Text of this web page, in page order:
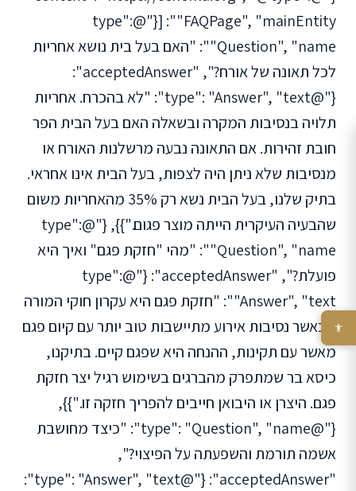
"FAQPage", "mainEntity": [{"@type":
"Question", "name": "האם בעל בית נושא אחריות
לכל תאונה של אורח?", "acceptedAnswer":
{"@type": "Answer", "text": "לא בהכרח. אחריות
תלויה בנסיבות המקרה ובשאלה האם בעל הבית הפר
חובת זהירות. אם התאונה נבעה מרשלנות האורח או
מנסיבות שלא ניתן היה לצפות, בעל הבית אינו אחראי.
בתיק שלנו, בעל הבית נשא רק 35% מהאחריות משום
שהבעיה העיקרית הייתה מוצר פגום."}}, {"@type":
"Question", "name": "מהי "חזקת פגם" ואיך היא
פועלת?", "acceptedAnswer": {"@type":
"Answer", "text": "חזקת פגם היא עקרון חוקי המורה
שכאשר נסיבות אירוע מתיישבות טוב יותר עם קיום פגם
מאשר עם תקינות, ההנחה היא שפגם קיים. בתיקנו,
כיסא בר שמתפרק מהברגים בשימוש רגיל יצר חזקת
פגם. היצרן או היבואן חייבים להפריך חזקה זו."}},
{"@type": "Question", "name": "כיצד מחושבת
אשמה תורמת והשפעתה על הפיצוי?",
"acceptedAnswer": {"@type": "Answer", "text":